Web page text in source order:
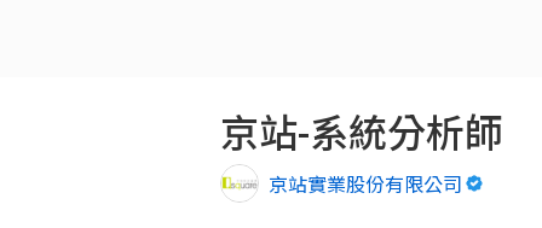
京站-系統分析師
京站實業股份有限公司